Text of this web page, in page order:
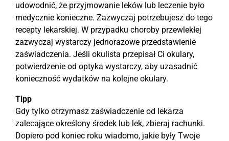
udowodnić, że przyjmowanie leków lub leczenie było
medycznie konieczne. Zazwyczaj potrzebujesz do tego
recepty lekarskiej. W przypadku choroby przewlekłej
zazwyczaj wystarczy jednorazowe przedstawienie
zaświadczenia. Jeśli okulista przepisał Ci okulary,
potwierdzenie od optyka wystarczy, aby uzasadnić
konieczność wydatków na kolejne okulary.
Tipp
Gdy tylko otrzymasz zaświadczenie od lekarza
zalecające określony środek lub lek, zbieraj rachunki.
Dopiero pod koniec roku wiadomo, jakie były Twoje